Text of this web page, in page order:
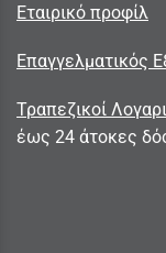
Εταιρικό προφίλ
Επαγγελματικός
Τραπεζικοί
έως 24 άτοκες